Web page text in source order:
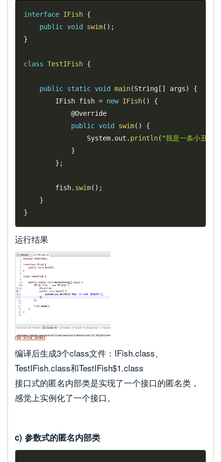
interface IFish {
public void swim( ) ;
}
class TestIFish {
public static void main(String [ ] args)
{
		IFish fish
= new IFish( )
{
public void swim( )
{
				System
. out . println( "我是一条小丑鱼
}
} ;
		fish
. swim( ) ;
}
}
运行结果
编译后生成3个class文件：IFish.class、
TestIFish.class和TestIFish$1.class
接口式的匿名内部类是实现了一个接口的匿名类，
感觉上实例化了一个接口。
c) 参数式的匿名内部类